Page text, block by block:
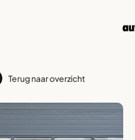
Terug naar overzicht